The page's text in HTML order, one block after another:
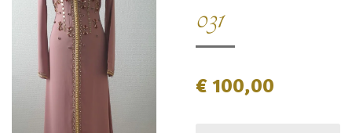
031
€ 100,00